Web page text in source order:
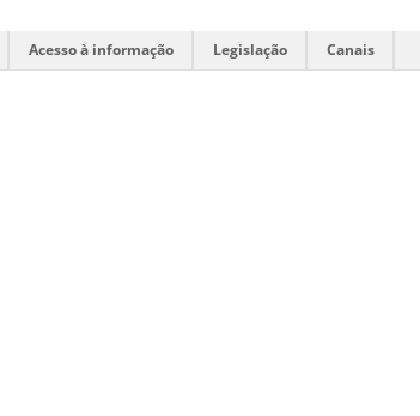
Acesso à informação Legislação Canais